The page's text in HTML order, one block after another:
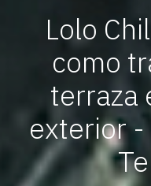
Lolo
como
terraza
exterior -